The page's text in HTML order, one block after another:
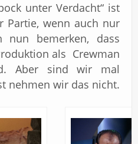
unter Verdacht“ ist
Partie, wenn auch nur
nun bemerken, dass
als Crewman
Aber sind wir mal
nehmen wir das nicht.